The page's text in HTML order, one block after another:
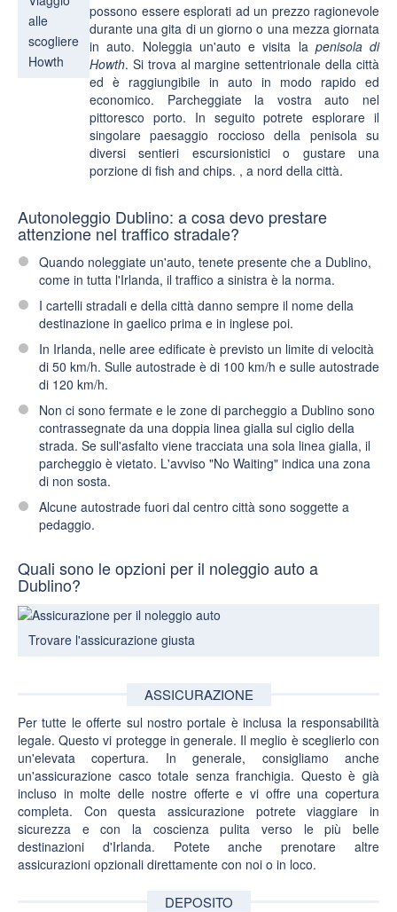
alle
scogliere
Howth
possono essere esplorati ad un prezzo ragionevole
durante una gita di ungiornoo una mezza giornata
in auto. Noleggia un'auto e visita la penisola di
Howth. Si trova al margine settentrionale della città
ed è raggiungibile in auto in modo rapido ed
economico. Parcheggiate la vostra auto nel
pittoresco porto. In seguito potrete esplorare il
singolare paesaggio roccioso della penisola su
diversi sentieri escursionistici o gustare una
porzione di fish and chips. , a nord della città.
Autonoleggio Dublino: a cosa devo prestare
attenzione nel traffico stradale?
Quando noleggiate un'auto, tenete presente che a Dublino,
come in tutta l'Irlanda, il traffico a sinistra è la norma.
I cartelli stradali e della città danno sempre il nome della
destinazione in gaelico prima e in inglese poi.
In Irlanda, nelle aree edificate è previsto un limite di velocità
di 50 km/h. Sulle autostrade è di 100 km/h e sulle autostrade
di 120 km/h.
Non ci sono fermate e le zone di parcheggio a Dublino sono
contrassegnate da una doppia linea gialla sul ciglio della
strada. Se sull'asfalto viene tracciata una sola linea gialla, il
parcheggio è vietato. L'avviso "No Waiting" indica una zona
di non sosta.
Alcune autostrade fuori dal centro città sono soggette a
pedaggio.
Quali sono le opzioni per il noleggio auto a
Dublino?
Trovare l'assicurazione giusta
ASSICURAZIONE
Per tutte le offerte sul nostro portale è inclusa la responsabilità
legale. Questo vi protegge in generale. Il meglio è sceglierlo con
un'elevata copertura. In generale, consigliamo anche
un'assicurazione casco totale senza franchigia. Questo è già
incluso in molte delle nostre offerte e vi offre una copertura
completa. Con questa assicurazione potrete viaggiare in
sicurezza e con la coscienza pulita verso le più belle
destinazioni d'Irlanda. Potete anche prenotare altre
assicurazioni opzionali direttamente con noi o in loco.
DEPOSITO